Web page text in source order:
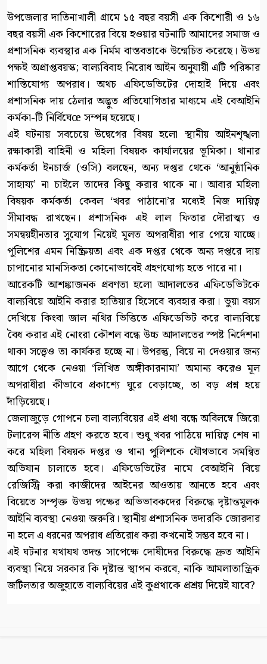
উপজেলার দাতিনাখালী গ্রামে ১৫ বছর বয়সী এক কিশোরী ও ১৬
বছর বয়সী এক কিশোরের বিয়ে হওয়ার ঘটনাটি আমাদের সমাজ ও
প্রশাসনিক ব্যবস্থার এক নির্মম বাস্তবতাকে উন্মেচিত করেছে। উভয়
পক্ষই অপ্রাপ্তবয়স্ক; বাল্যবিবাহ নিরোধ আইন অনুযায়ী এটি পরিষ্কার
শাস্তিযোগ্য অপরাধ। অথচ এফিডেভিটের দোহাই দিয়ে এবং
প্রশাসনিক দায় ঠেলার অদ্ভুত প্রতিযোগিতার মাধ্যমে এই বেআইনি
কর্মকা-টি নির্বিঘেœ সম্পন্ন হয়েছে।
এই ঘটনায় সবচেয়ে উদ্বেগের বিষয় হলো স্থানীয় আইনশৃঙ্খলা
রক্ষাকারী বাহিনী ও মহিলা বিষয়ক কার্যালয়ের ভূমিকা। থানার
কর্মকর্তা ইনচার্জ (ওসি) বলছেন, অন্য দপ্তর থেকে ‘আনুষ্ঠানিক
সাহায্য’ না চাইলে তাদের কিছু করার থাকে না। আবার মহিলা
বিষয়ক কর্মকর্তা কেবল ‘খবর পাঠানো’র মধ্যেই নিজ দায়িত্ব
সীমাবদ্ধ রাখছেন। প্রশাসনিক এই লাল ফিতার দৌরাত্ম্য ও
সমন্বয়হীনতার সুযোগ নিয়েই মূলত অপরাধীরা পার পেয়ে যাচ্ছে।
পুলিশের এমন নিষ্ক্রিয়তা এবং এক দপ্তর থেকে অন্য দপ্তরে দায়
চাপানোর মানসিকতা কোনোভাবেই গ্রহণযোগ্য হতে পারে না।
আরেকটি আশঙ্কাজনক প্রবণতা হলো আদালতের এফিডেভিটকে
বাল্যবিয়ে আইনি করার হাতিয়ার হিসেবে ব্যবহার করা। ভুয়া বয়স
দেখিয়ে কিংবা জাল নথির ভিত্তিতে এফিডেভিট করে বাল্যবিয়ে
বৈধ করার এই নোংরা কৌশল বন্ধে উচ্চ আদালতের স্পষ্ট নির্দেশনা
থাকা সত্ত্বেও তা কার্যকর হচ্ছে না। উপরন্তু, বিয়ে না দেওয়ার জন্য
আগে থেকে নেওয়া ‘লিখিত অঙ্গীকারনামা’ অমান্য করেও মূল
অপরাধীরা কীভাবে প্রকাশ্যে ঘুরে বেড়াচ্ছে, তা বড় প্রশ্ন হয়ে
দাঁড়িয়েছে।
জেলাজুড়ে গোপনে চলা বাল্যবিয়ের এই প্রথা বন্ধে অবিলম্বে জিরো
টলারেন্স নীতি গ্রহণ করতে হবে। শুধু খবর পাঠিয়ে দায়িত্ব শেষ না
করে মহিলা বিষয়ক দপ্তর ও থানা পুলিশকে যৌথভাবে সমন্বিত
অভিযান চালাতে হবে। এফিডেভিটের নামে বেআইনি বিয়ে
রেজিস্ট্রি করা কাজীদের আইনের আওতায় আনতে হবে এবং
বিয়েতে সম্পৃক্ত উভয় পক্ষের অভিভাবকদের বিরুদ্ধে দৃষ্টান্তমূলক
আইনি ব্যবস্থা নেওয়া জরুরি। স্থানীয় প্রশাসনিক তদারকি জোরদার
না হলে এ ধরনের অপরাধ প্রতিরোধ করা কখনোই সম্ভব হবে না।
এই ঘটনার যথাযথ তদন্ত সাপেক্ষে দোষীদের বিরুদ্ধে দ্রুত আইনি
ব্যবস্থা নিয়ে সরকার কি দৃষ্টান্ত স্থাপন করবে, নাকি আমলাতান্ত্রিক
জটিলতার অজুহাতে বাল্যবিয়ের এই কুপ্রথাকে প্রশ্রয় দিয়েই যাবে?